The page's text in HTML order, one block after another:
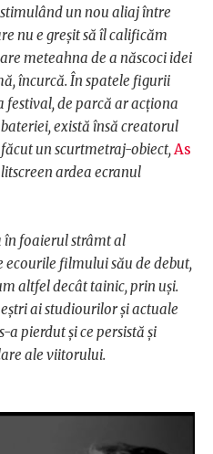
un nou aliaj între
nu e greșit să îl calificăm
meteahna de a născoci idei
încurcă. În spatele figurii
festival, de parcă ar acționa
există însă creatorul
un scurtmetraj-obiect,As
ardea ecranul
în foaierul strâmt al
ecourile filmului său de debut,
altfel decât tainic, prin uși.
ai studiourilor și actuale
a pierdut și ce persistă și
ale viitorului.